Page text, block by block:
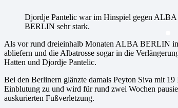
Djordje Pantelic war im Hinspiel gegen ALBA
BERLIN sehr stark.
Als vor rund dreieinhalb Monaten ALBA BERLIN im
abliefern und die Albatrosse sogar in die
Hatten und Djordje Pantelic.
Bei den Berlinern glänzte damals Peyton Siva mit
Einblutung zu und wird für rund zwei Wochen
auskurierten Fußverletzung.